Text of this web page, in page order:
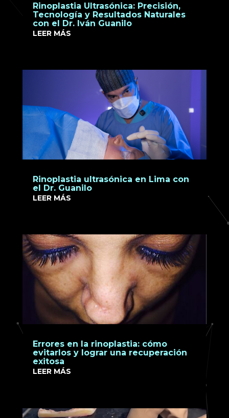
Rinoplastia Ultrasónica: Precisión,
Tecnología y Resultados Naturales
con el Dr. Iván Guanilo
LEER MÁS
Rinoplastia ultrasónica en Lima con
el Dr. Guanilo
LEER MÁS
Errores en la rinoplastia: cómo
evitarlos y lograr una recuperación
exitosa
LEER MÁS